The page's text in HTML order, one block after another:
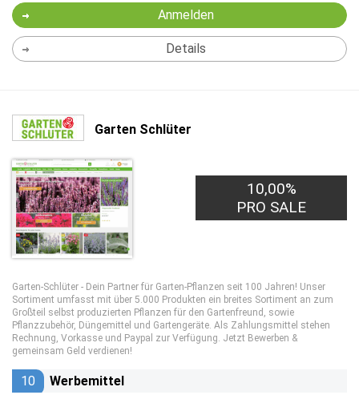
Anmelden
Details
Garten Schlüter
10,00%
PRO SALE
Garten-Schlüter - Dein Partner für Garten-Pflanzen seit 100 Jahren! Unser
Sortiment umfasst mit über 5.000 Produkten ein breites Sortiment an zum
Großteil selbst produzierten Pflanzen für den Gartenfreund, sowie
Pflanzzubehör, Düngemittel und Gartengeräte. Als Zahlungsmittel stehen
Rechnung, Vorkasse und Paypal zur Verfügung. Jetzt Bewerben &
gemeinsam Geld verdienen!
10 Werbemittel